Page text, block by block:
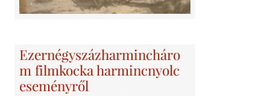
Ezernégyszázharmincháro
m filmkocka harmincnyolc
eseményről